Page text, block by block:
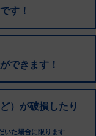
す！
できます！
）が破損したり
いた場合に限ります